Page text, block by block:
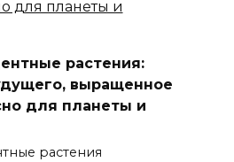
растения:
выращенное
для планеты и
растения